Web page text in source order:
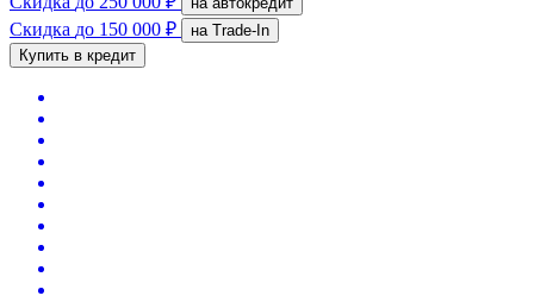
Скидка до 150 000 ₽
на Trade-In
Купить в кредит